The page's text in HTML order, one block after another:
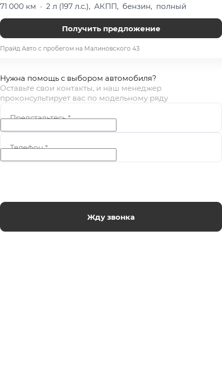
71 000 км · 2 л (197 л.с.), АКПП, бензин, полный
Получить предложение
Прайд Авто с пробегом на Малиновского 43
Нужна помощь с выбором автомобиля?
Оставьте свои контакты, и наш менеджер
проконсультирует вас по модельному ряду
Представьтесь*
Телефон*
Жду звонка